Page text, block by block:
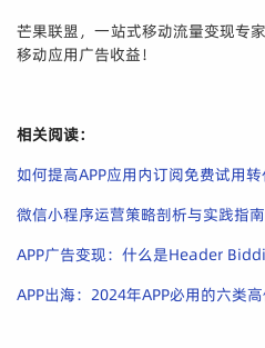
芒果联盟，一站式移动流量变现专
移动应用广告收益！
相关阅读：
如何提高APP应用内订阅免费试用转
微信小程序运营策略剖析与实践指南
APP广告变现：什么是Header
APP出海：2024年APP必用的六类